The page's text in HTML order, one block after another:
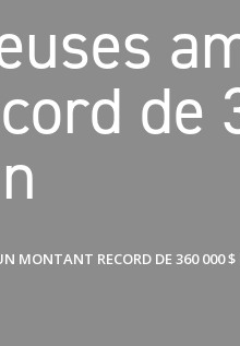
de
MONTANT RECORD DE 360 000 $